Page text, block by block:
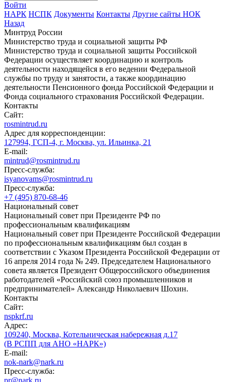
Войти
НАРК НСПК Документы Контакты Другие сайты НОК
Назад
Минтруд России
Министерство труда и социальной защиты РФ
Министерство труда и социальной защиты Российской
Федерации осуществляет координацию и контроль
деятельности находящейся в его ведении Федеральной
службы по труду и занятости, а также координацию
деятельности Пенсионного фонда Российской Федерации и
Фонда социального страхования Российской Федерации.
Контакты
Сайт:
rosmintrud.ru
Адрес для корреспонденции:
127994, ГСП-4, г. Москва, ул. Ильинка, 21
E-mail:
mintrud@rosmintrud.ru
Пресс-служба:
isyanovams@rosmintrud.ru
Пресс-служба:
+7 (495) 870-68-46
Национальный совет
Национальный совет при Президенте РФ по
профессиональным квалификациям
Национальный совет при Президенте Российской Федерации
по профессиональным квалификациям был создан в
соответствии с Указом Президента Российской Федерации от
16 апреля 2014 года № 249. Председателем Национального
совета является Президент Общероссийского объединения
работодателей «Российский союз промышленников и
предпринимателей» Александр Николаевич Шохин.
Контакты
Сайт:
nspkrf.ru
Адрес:
109240, Москва, Котельническая набережная д.17
(В РСПП для АНО «НАРК»)
E-mail:
nok-nark@nark.ru
Пресс-служба:
pr@nark.ru